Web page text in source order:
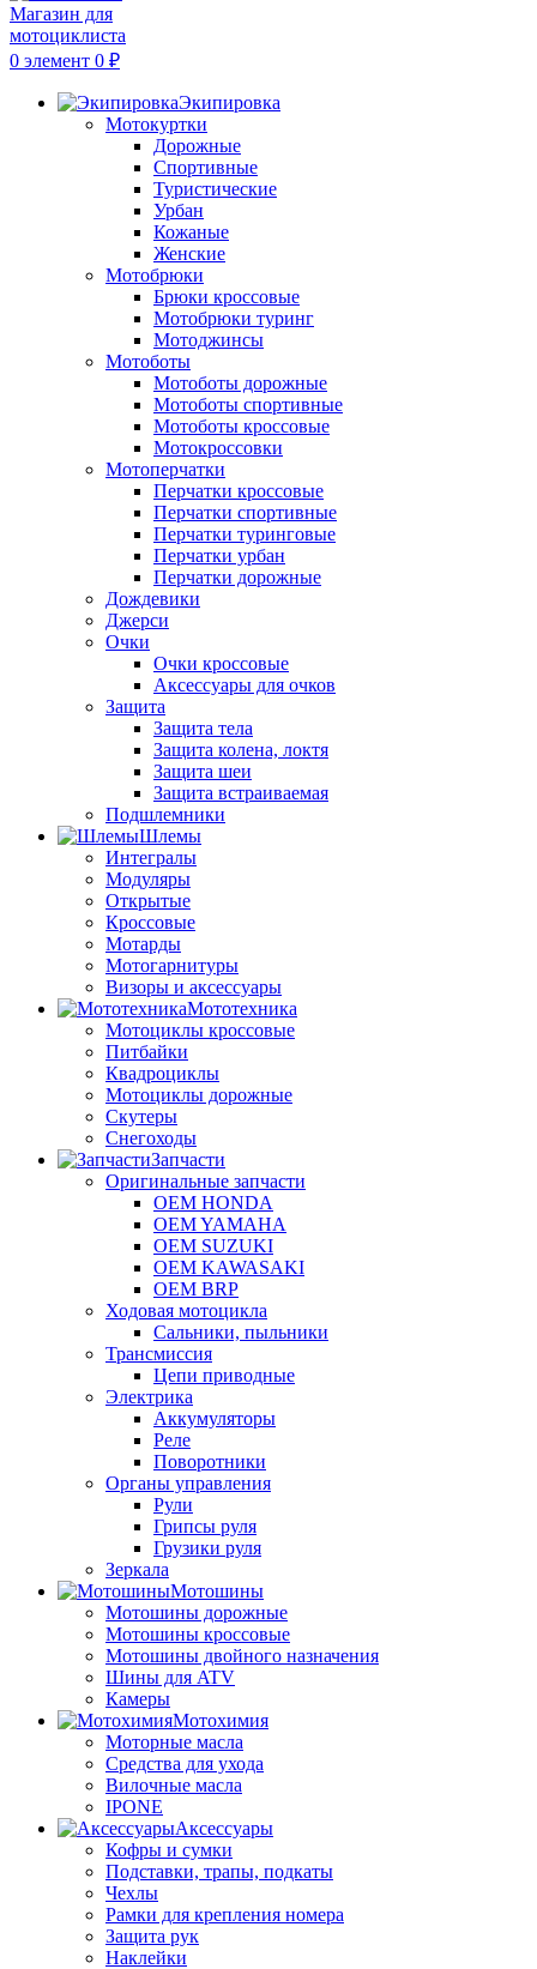
0 элемент 0 ₽
Экипировка
Мотокуртки
Дорожные
Спортивные
Туристические
Урбан
Кожаные
Женские
Мотобрюки
Брюки кроссовые
Мотобрюки туринг
Мотоджинсы
Мотоботы
Мотоботы дорожные
Мотоботы спортивные
Мотоботы кроссовые
Мотокроссовки
Мотоперчатки
Перчатки кроссовые
Перчатки спортивные
Перчатки туринговые
Перчатки урбан
Перчатки дорожные
Дождевики
Джерси
Очки
Очки кроссовые
Аксессуары для очков
Защита
Защита тела
Защита колена, локтя
Защита шеи
Защита встраиваемая
Подшлемники
Шлемы
Интегралы
Модуляры
Открытые
Кроссовые
Мотарды
Мотогарнитуры
Визоры и аксессуары
Мототехника
Мотоциклы кроссовые
Питбайки
Квадроциклы
Мотоциклы дорожные
Скутеры
Снегоходы
Запчасти
Оригинальные запчасти
OEM HONDA
OEM YAMAHA
OEM SUZUKI
OEM KAWASAKI
OEM BRP
Ходовая мотоцикла
Сальники, пыльники
Трансмиссия
Цепи приводные
Электрика
Аккумуляторы
Реле
Поворотники
Органы управления
Рули
Грипсы руля
Грузики руля
Зеркала
Мотошины
Мотошины дорожные
Мотошины кроссовые
Мотошины двойного назначения
Шины для ATV
Камеры
Мотохимия
Моторные масла
Средства для ухода
Вилочные масла
IPONE
Аксессуары
Кофры и сумки
Подставки, трапы, подкаты
Чехлы
Рамки для крепления номера
Защита рук
Наклейки